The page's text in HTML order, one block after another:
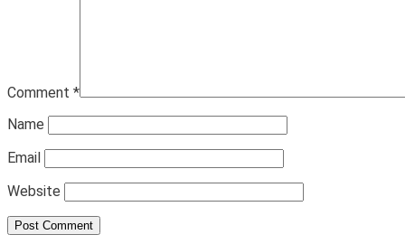
Comment *
Name
Email
Website